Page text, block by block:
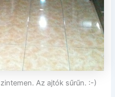
Az ajtók sűrűn. :-)